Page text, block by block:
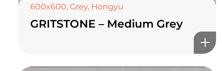
600x600, Grey, Hongyu
GRITSTONE – Medium Grey